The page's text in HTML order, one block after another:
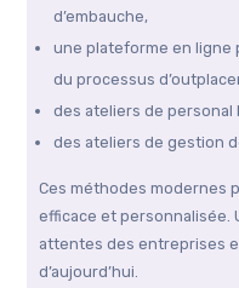
d’embauche,
une plateforme en ligne
du processus
des ateliers de personal
des ateliers de gestion
Ces méthodes modernes
efficace et personnalisée.
attentes des entreprises
d’aujourd’hui.